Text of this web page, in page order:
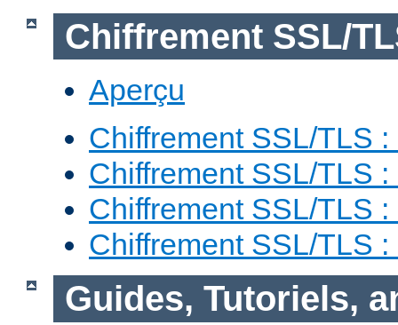
Chiffrement SSL/
Aperçu
Chiffrement SSL/TLS
Chiffrement SSL/TLS
Chiffrement SSL/TLS
Chiffrement SSL/TLS :
Guides, Tutoriels,